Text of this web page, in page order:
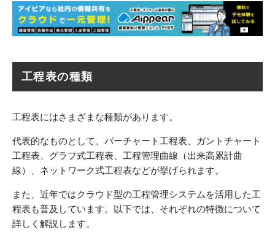
工程表の種類
工程表にはさまざまな種類があります。
代表的なものとして、バーチャート工程表、ガントチャート
工程表、グラフ式工程表、工程管理曲線（出来高累計曲
線）、ネットワーク式工程表などが挙げられます。
また、近年ではクラウド型の工程管理システムを活用した工
程表も普及しています。以下では、それぞれの特徴について
詳しく解説します。